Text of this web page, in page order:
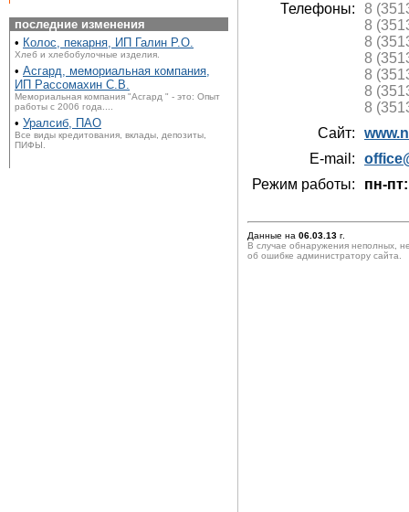
последние изменения
• Колос, пекарня, ИП Галин Р.О.
Хлеб и хлебобулочные изделия.
• Асгард, мемориальная компания,
ИП Рассомахин С.В.
Мемориальная компания "Асгард " - это: Опыт
работы с 2006 года....
• Уралсиб, ПАО
Все виды кредитования, вклады, депозиты,
ПИФЫ.
Телефоны:
8
8
8
8
8
8
8
Сайт:
E-mail:
Режим работы:
пн-
Данные на 06.03.13 г.
В случае обнаружения неполных,
об ошибке администратору сайта.